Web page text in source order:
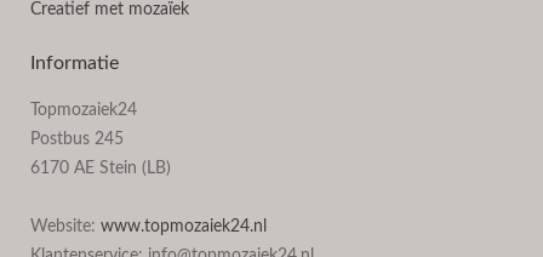
Creatief met mozaïek
Informatie
Topmozaiek24
Postbus 245
6170 AE Stein (LB)
Website: www.topmozaiek24.nl